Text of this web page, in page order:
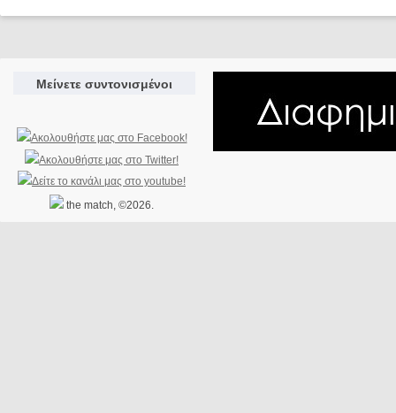
Μείνετε συντονισμένοι
the match, ©2026.